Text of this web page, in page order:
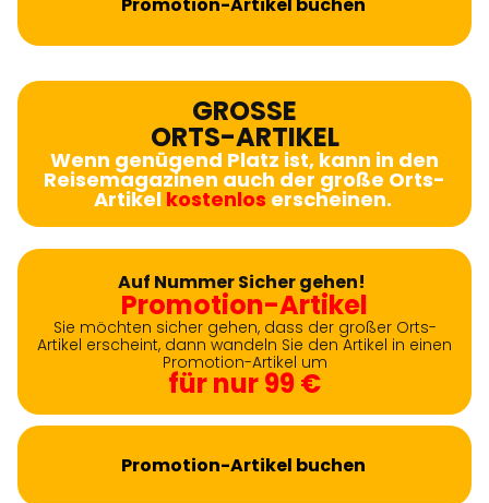
GROSSE
ORTS-ARTIKEL
Wenn genügend Platz ist, kann in den
Reisemagazinen auch der große Orts-
Artikel kostenlos erscheinen.
Auf Nummer Sicher gehen!
Promotion-Artikel
Sie möchten sicher gehen, dass der großer Orts-
Artikel erscheint, dann wandeln Sie den Artikel in einen
Promotion-Artikel um
für nur 99 €
Promotion-Artikel buchen